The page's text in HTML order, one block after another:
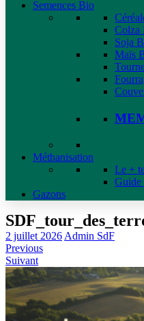
Semences Bio
Colza
Soja
Maïs
Méthanisation
Le +
Guide
Gazons
2 juillet 2026 Admin SdF
Previous
Suivant